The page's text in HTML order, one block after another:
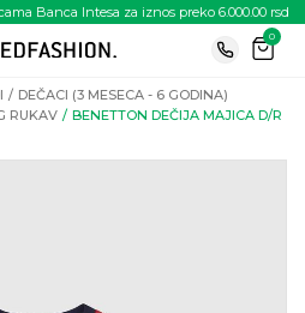
Banca Intesa za iznos preko 6.000.00 rsd
0
DEČACI (3 MESECA - 6 GODINA)
RUKAV BENETTON DEČIJA MAJICA D/R